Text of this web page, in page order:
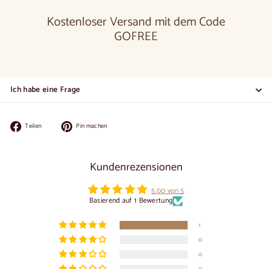
Kostenloser Versand mit dem Code
GOFREE
Ich habe eine Frage
Teilen
Facebook
Pin machen
Kundenrezensionen
5.00 von 5
Basierend auf 1 Bewertung
1
0
0